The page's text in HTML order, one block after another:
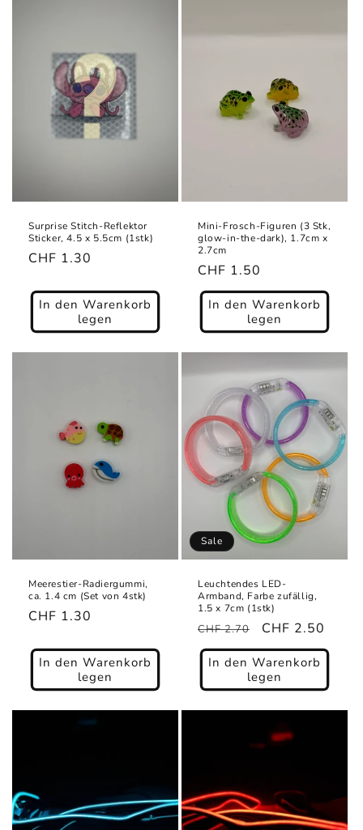
Surprise Stitch-Reflektor
Sticker, 4.5 x 5.5cm (1stk)
Normaler
CHF 1.30
In den Warenkorb
legen
Mini-Frosch-Figuren (3 Stk,
glow-in-the-dark), 1.7cm x
2.7cm
Normaler
Preis
CHF 1.50
In den Warenkorb
legen
Meerestier-Radiergummi,
ca. 1.4 cm (Set von 4stk)
Normaler
CHF 1.30
In den Warenkorb
legen
Sale
Leuchtendes LED-
Armband, Farbe zufällig,
1.5 x 7cm (1stk)
Normaler
Preis
CHF 2.70 Verkaufspreis
CHF 2.50
In den Warenkorb
legen